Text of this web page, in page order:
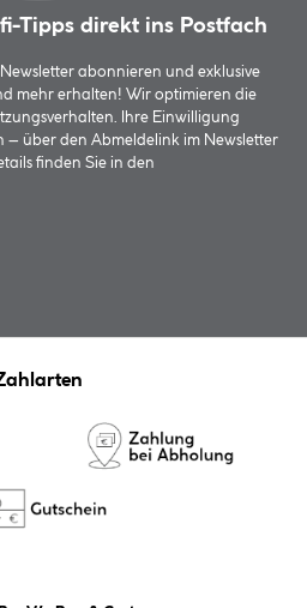
Tipps direkt ins Postfach
abonnieren und exklusive
mehr erhalten! Wir optimieren die
Ihre Einwilligung
– über den Abmeldelink im Newsletter
finden Sie in den